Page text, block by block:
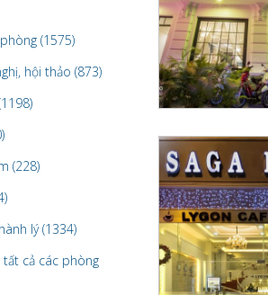
(1575)
hội thảo (873)
(228)
lý (1334)
cả các phòng